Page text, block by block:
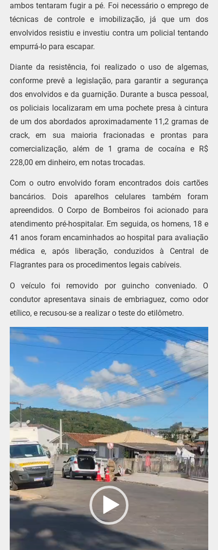
ambos tentaram fugir a pé. Foi necessário o emprego de
técnicas de controle e imobilização, já que um dos
envolvidos resistiu e investiu contra um policial tentando
empurrá-lo para escapar.
Diante da resistência, foi realizado o uso de algemas,
conforme prevê a legislação, para garantir a segurança
dos envolvidos e da guarnição. Durante a busca pessoal,
os policiais localizaram em uma pochete presa à cintura
de um dos abordados aproximadamente 11,2 gramas de
crack, em sua maioria fracionadas e prontas para
comercialização, além de 1 grama de cocaína e R$
228,00 em dinheiro, em notas trocadas.
Com o outro envolvido foram encontrados dois cartões
bancários. Dois aparelhos celulares também foram
apreendidos. O Corpo de Bombeiros foi acionado para
atendimento pré-hospitalar. Em seguida, os homens, 18 e
41 anos foram encaminhados ao hospital para avaliação
médica e, após liberação, conduzidos à Central de
Flagrantes para os procedimentos legais cabíveis.
O veículo foi removido por guincho conveniado. O
condutor apresentava sinais de embriaguez, como odor
etílico, e recusou-se a realizar o teste do etilômetro.
Tocador
vídeo